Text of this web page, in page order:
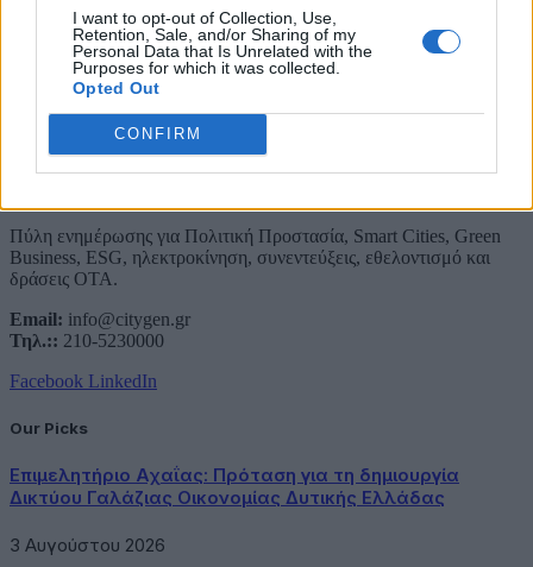
I want to opt-out of Collection, Use,
Retention, Sale, and/or Sharing of my
Personal Data that Is Unrelated with the
Purposes for which it was collected.
Opted Out
CONFIRM
Συμφωνώ με την Πολιτική Δεδομένων
About Us
Πύλη ενημέρωσης για Πολιτική Προστασία, Smart Cities, Green
Business, ESG, ηλεκτροκίνηση, συνεντεύξεις, εθελοντισμό και
δράσεις ΟΤΑ.
Email: info@citygen.gr
Τηλ.:: 210-5230000
Facebook LinkedIn
Our Picks
Επιμελητήριο Αχαΐας: Πρόταση για τη δημιουργία
Δικτύου Γαλάζιας Οικονομίας Δυτικής Ελλάδας
3 Αυγούστου 2026